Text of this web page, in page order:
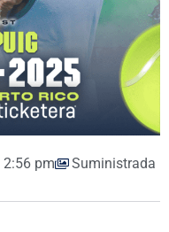
2:56 pm Suministrada